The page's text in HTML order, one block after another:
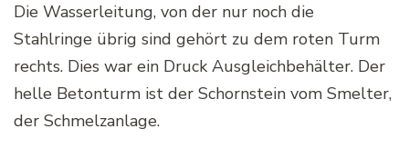
Die Wasserleitung, von der nur noch die
Stahlringe übrig sind gehört zu dem roten Turm
rechts. Dies war ein Druck Ausgleichbehälter. Der
helle Betonturm ist der Schornstein vom Smelter,
der Schmelzanlage.